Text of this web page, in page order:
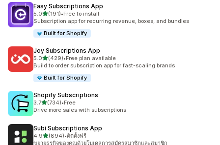
Easy Subscriptions App
5.0เต็ม 5 ดาว
(191)
ทั้งหมด 191 รีวิว
•Free to install
Subscription app for recurring revenue, boxes, and bundles
Built for Shopify
Joy Subscriptions App
5.0เต็ม 5 ดาว
(429)
ทั้งหมด 429 รีวิว
•Free plan available
Build to order subscription app for fast-scaling brands
Built for Shopify
Shopify Subscriptions
3.7เต็ม 5 ดาว
(734)
ทั้งหมด 734 รีวิว
•Free
Drive more sales with subscriptions
Subi Subscriptions App
4.9เต็ม 5 ดาว
(894)
ทั้งหมด 894 รีวิว
•ติดตั้งฟรี
ขยายธุรกิจของคุณด้วยโมเดลการสมัครสมาชิกและสมาชิก